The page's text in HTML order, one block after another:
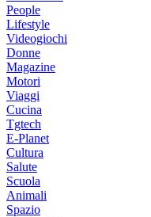
People
Lifestyle
Videogiochi
Donne
Magazine
Motori
Viaggi
Cucina
Tgtech
E-Planet
Cultura
Salute
Scuola
Animali
Spazio